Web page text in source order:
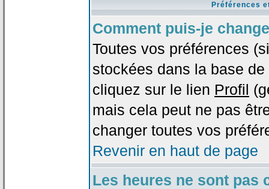
Préférences
Comment puis-je
Toutes vos préférences
stockées dans la base
cliquez sur le lien Profil
mais cela peut ne pas
changer toutes vos
Revenir en haut de page
Les heures ne sont pas